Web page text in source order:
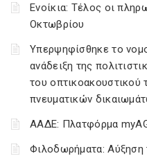
Ενοίκια: Τέλος οι
Οκτωβρίου
Υπερψηφίσθηκε το
ανάδειξη της
του οπτικοακουστικού
πνευματικών
ΑΑΔΕ: Πλατφόρμα
Φιλοδωρήματα: